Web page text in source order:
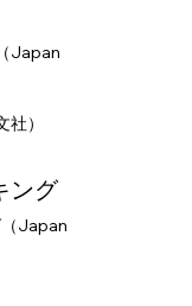
Japan
）
ング
Japan